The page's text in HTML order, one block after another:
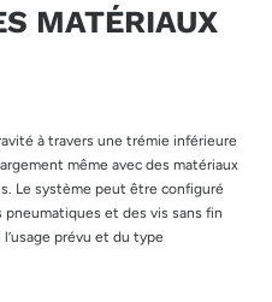
MATÉRIAUX
à travers une trémie inférieure
même avec des matériaux
Le système peut être configuré
pneumatiques et des vis sans fin
prévu et du type